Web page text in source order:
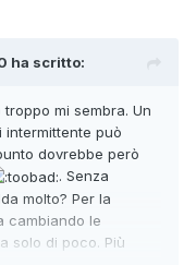
ha scritto:
mi sembra. Un
può
dovrebbe però
. Senza
molto? Per la
cambiando le
solo di poco. Più